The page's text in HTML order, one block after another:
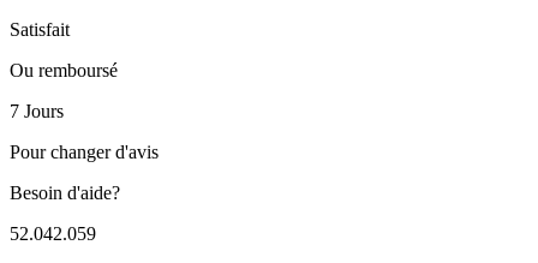
Satisfait
Ou remboursé
7 Jours
Pour changer d'avis
Besoin d'aide?
52.042.059